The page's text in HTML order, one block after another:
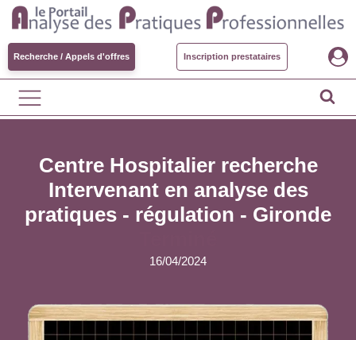
Recherche / Appels d'offres Inscription prestataires
Centre Hospitalier recherche
Intervenant en analyse des
pratiques - régulation - Gironde
16/04/2024